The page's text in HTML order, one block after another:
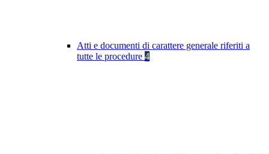
Atti e documenti di carattere generale riferiti a
tutte le procedure 4